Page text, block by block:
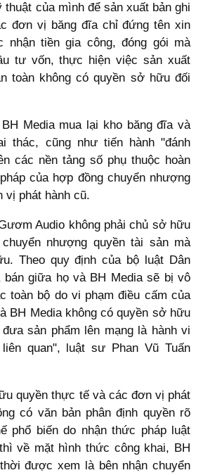
của mình để sản xuất bản ghi
đơn vị băng đĩa chỉ đứng tên xin
nhận tiền gia công, đóng gói mà
tư vốn, thực hiện việc sản xuất
toàn không có quyền sở hữu đối
Media mua lại kho băng đĩa và
thác, cũng như tiến hành "đánh
các nền tảng số phụ thuộc hoàn
của hợp đồng chuyển nhượng
vị phát hành cũ.
Audio không phải chủ sở hữu
nhượng quyền tài sản mà
Theo quy định của bộ luật Dân
giữa họ và BH Media sẽ bị vô
toàn bộ do vi phạm điều cấm của
BH Media không có quyền sở hữu
sản phẩm lên mạng là hành vi
quan", luật sư Phan Vũ Tuấn
quyền thực tế và các đơn vị phát
có văn bản phân định quyền rõ
phổ biến do nhận thức pháp luật
về mặt hình thức công khai, BH
được xem là bên nhận chuyển